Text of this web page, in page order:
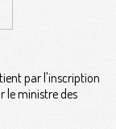
par l'inscription
le ministre des